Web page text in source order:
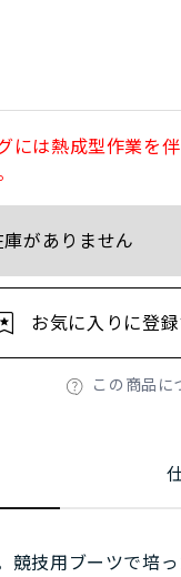
には熱成型作業を
庫がありません
この商品に
お気に入りに登
競技用ブーツで培